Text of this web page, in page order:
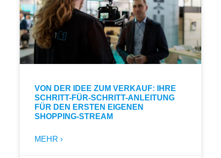
VON DER IDEE ZUM VERKAUF: IHRE
SCHRITT-FÜR-SCHRITT-ANLEITUNG
FÜR DEN ERSTEN EIGENEN
SHOPPING-STREAM
MEHR ›